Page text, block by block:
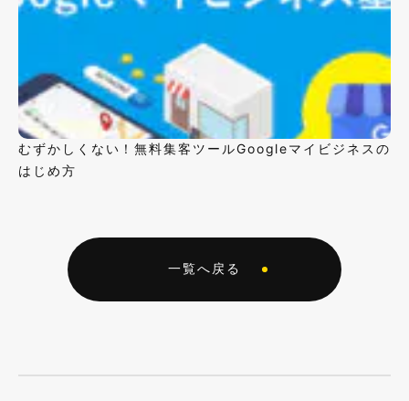
むずかしくない！無料集客ツールGoogleマイビジネスの
はじめ方
一覧へ戻る